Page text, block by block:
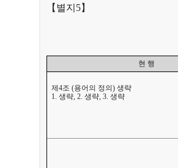
【별지5】
현 행
제4조 (용어의 정의) 생략
1. 생략, 2. 생략, 3. 생략